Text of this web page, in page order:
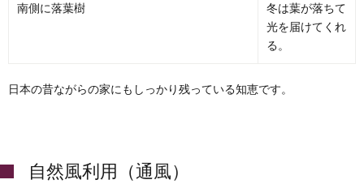
南側に落葉樹
冬は葉が落ちて
光を届けてくれ
る。
日本の昔ながらの家にもしっかり残っている知恵です。
自然風利用（通風）